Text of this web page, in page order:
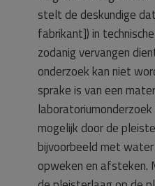
stelt de deskundige
fabrikant]) in
zodanig vervangen
onderzoek kan niet
sprake is van een
mogelijk door de
bijvoorbeeld met
opweken en afsteken.